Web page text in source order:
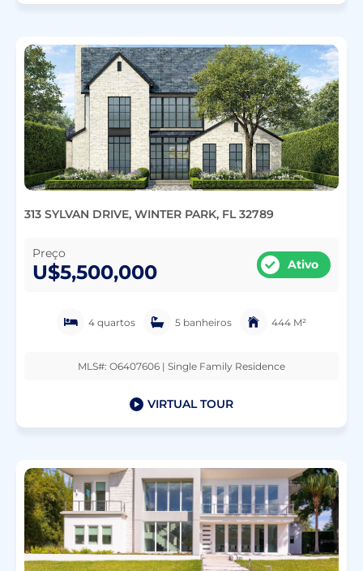
313 SYLVAN DRIVE, WINTER PARK, FL 32789
Preço
U$5,500,000 Ativo
4 quartos 5 banheiros 444 M²
MLS#: O6407606 | Single Family Residence
VIRTUAL TOUR